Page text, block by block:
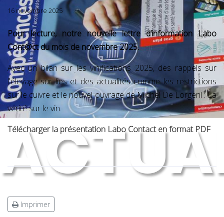
16 novembre 2025
Pour lecture, notre nouvelle lettre d’information Labo
Cont@ct du mois de novembre 2025.
Avec un bilan sur les vinifications 2025, des rappels sur
l'élevage sur lies et des actualités comme les restrictions
sur le cuivre et le nouvel ouvrage de Michel De Lorgeril : La
vérité sur le vin.
Télécharger la présentation Labo Contact en format PDF
Imprimer